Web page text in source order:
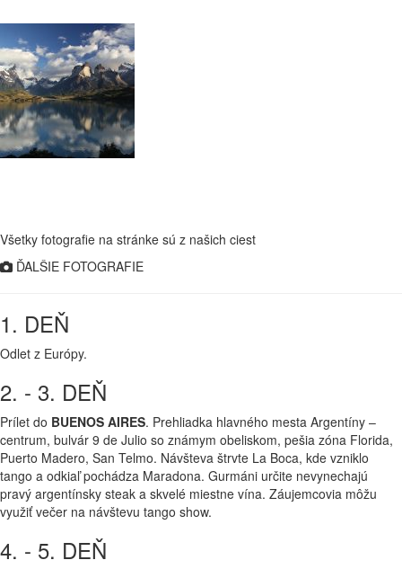
Všetky fotografie na stránke sú z našich ciest
ĎALŠIE FOTOGRAFIE
1. DEŇ
Odlet z Európy.
2. - 3. DEŇ
Prílet do BUENOS AIRES. Prehliadka hlavného mesta Argentíny –
centrum, bulvár 9 de Julio so známym obeliskom, pešia zóna Florida,
Puerto Madero, San Telmo. Návšteva štrvte La Boca, kde vzniklo
tango a odkiaľ pochádza Maradona. Gurmáni určite nevynechajú
pravý argentínsky steak a skvelé miestne vína. Záujemcovia môžu
využiť večer na návštevu tango show.
4. - 5. DEŇ